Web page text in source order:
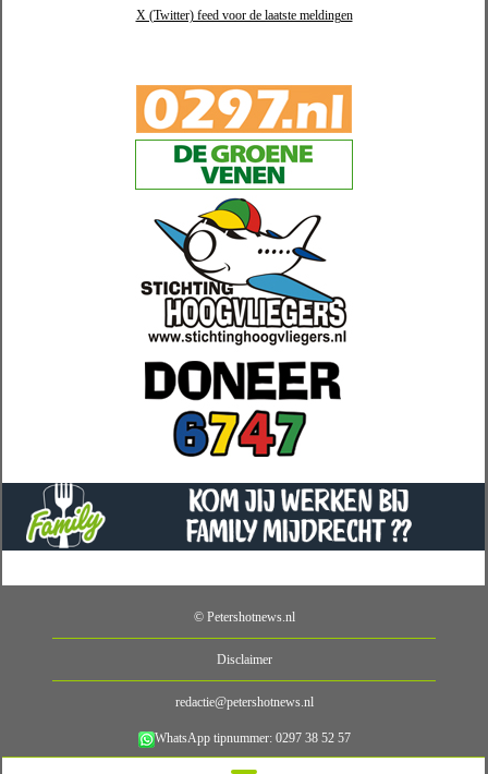
X (Twitter) feed voor de laatste meldingen
© Petershotnews.nl
Disclaimer
redactie@petershotnews.nl
WhatsApp tipnummer: 0297 38 52 57